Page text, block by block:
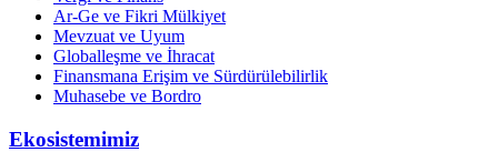
Ar-Ge ve Fikri Mülkiyet
Mevzuat ve Uyum
Globalleşme ve İhracat
Finansmana Erişim ve Sürdürülebilirlik
Muhasebe ve Bordro
Ekosistemimiz